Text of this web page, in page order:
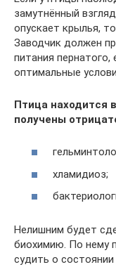
замутнённый
опускает крылья,
Заводчик должен
питания пернатого,
оптимальные
Птица находится
получены
хламидиоз;
Нелишним будет
биохимию. По нему
судить о состоянии